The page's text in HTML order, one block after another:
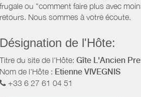
frugale ou "comment faire plus avec
retours. Nous sommes à votre écoute.
Désignation de l'Hôte:
Titre du site de l'Hôte: Gîte L'Ancien
Nom de l'Hôte : Etienne VIVEGNIS
+33 6 27 61 04 51